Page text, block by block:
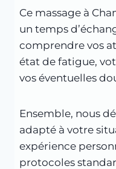
Ce massage à
un temps
comprendre vos
état de fatigue,
vos éventuelles
Ensemble, nous
adapté à votre
expérience
protocoles